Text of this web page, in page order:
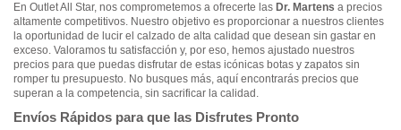
En Outlet All Star, nos comprometemos a ofrecerte las Dr. Martens a precios
altamente competitivos. Nuestro objetivo es proporcionar a nuestros clientes
la oportunidad de lucir el calzado de alta calidad que desean sin gastar en
exceso. Valoramos tu satisfacción y, por eso, hemos ajustado nuestros
precios para que puedas disfrutar de estas icónicas botas y zapatos sin
romper tu presupuesto. No busques más, aquí encontrarás precios que
superan a la competencia, sin sacrificar la calidad.
Envíos Rápidos para que las Disfrutes Pronto